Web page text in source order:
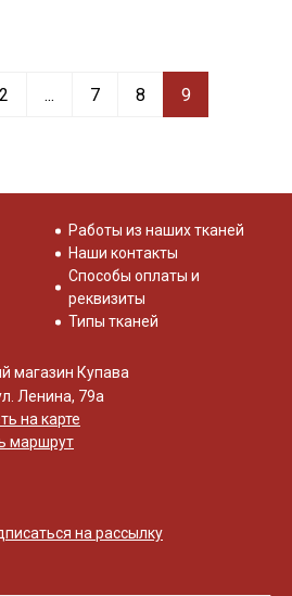
2 ... 7 8 9
Работы из наших тканей
Наши контакты
Способы оплаты и
реквизиты
Типы тканей
магазин Купава
Ленина, 79а
на карте
маршрут
на рассылку